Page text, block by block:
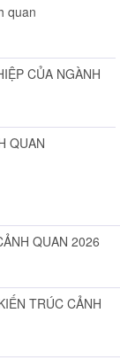
quan
CỦA NGÀNH
QUAN
QUAN 2026
TRÚC CẢNH